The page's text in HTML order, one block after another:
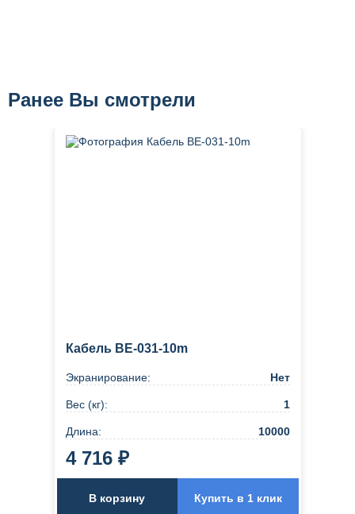
Ранее Вы смотрели
Кабель BE-031-10m
Экранирование: Нет
Вес (кг): 1
Длина: 10000
4 716 ₽
В корзину Купить в 1 клик